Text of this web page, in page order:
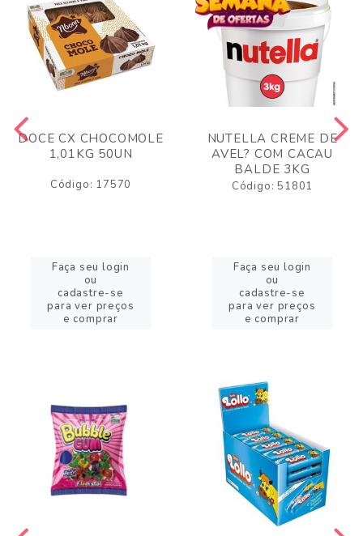
DOCE CX CHOCOMOLE
1,01KG 50UN
Código: 17570
Faça seu login
ou
cadastre-se
para ver preços
e comprar
NUTELLA CREME DE
AVEL? COM CACAU
BALDE 3KG
Código: 51801
Faça seu login
ou
cadastre-se
para ver preços
e comprar